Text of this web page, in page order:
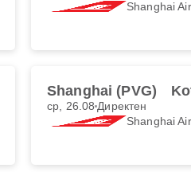
Shanghai
Shanghai (PVG)
ср, 26.08 Директен
Shanghai